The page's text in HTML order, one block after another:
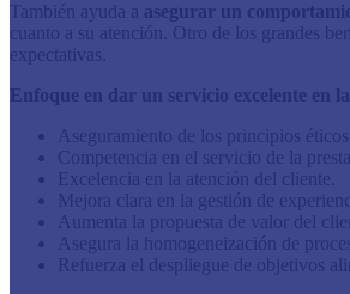
También ayuda a asegurar un
cuanto a su aten­ción. Otro de los grandes
expectativas.​
Enfoque en dar un servicio excelente en
Aseguramiento de los principios
Competencia en el servicio de la
Excelencia en la atención del cliente.
Mejora clara en la gestión de
Aumenta la propuesta de valor del
Asegura la homogeneización de
Refuerza el despliegue de objetivos